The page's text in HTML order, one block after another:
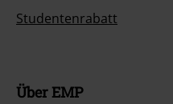
Studentenrabatt
Über EMP